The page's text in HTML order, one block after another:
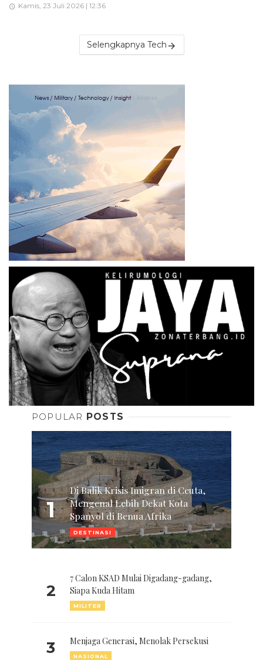
Kamis, 23 Juli 2026 | 12:36
Selengkapnya Tech
POPULAR POSTS
1
Di Balik Krisis Imigran di Ceuta,
Mengenal Lebih Dekat Kota
Spanyol di Benua Afrika
DESTINASI
2
7 Calon KSAD Mulai Digadang-gadang,
Siapa Kuda Hitam
MILITER
3 Menjaga Generasi, Menolak Persekusi
NASIONAL